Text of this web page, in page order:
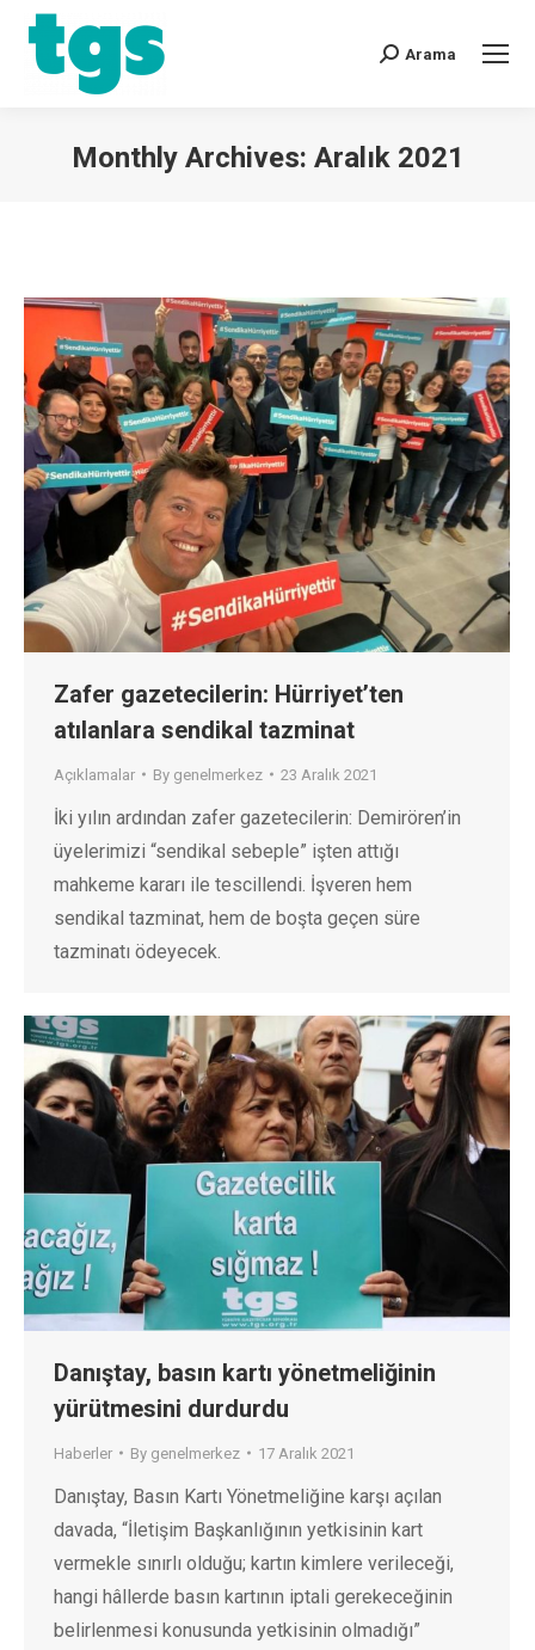
Arama
Monthly Archives: Aralık 2021
Zafer gazetecilerin: Hürriyet’ten
atılanlara sendikal tazminat
Açıklamalar By genelmerkez 23 Aralık 2021
İki yılın ardından zafer gazetecilerin: Demirören’in
üyelerimizi “sendikal sebeple” işten attığı
mahkeme kararı ile tescillendi. İşveren hem
sendikal tazminat, hem de boşta geçen süre
tazminatı ödeyecek.
Danıştay, basın kartı yönetmeliğinin
yürütmesini durdurdu
Haberler By genelmerkez 17 Aralık 2021
Danıştay, Basın Kartı Yönetmeliğine karşı açılan
davada, “İletişim Başkanlığının yetkisinin kart
vermekle sınırlı olduğu; kartın kimlere verileceği,
hangi hâllerde basın kartının iptali gerekeceğinin
belirlenmesi konusunda yetkisinin olmadığı”